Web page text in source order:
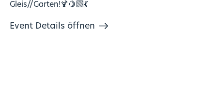
Gleis//Garten!🍹🍋‍🟩💃
Event Details öffnen